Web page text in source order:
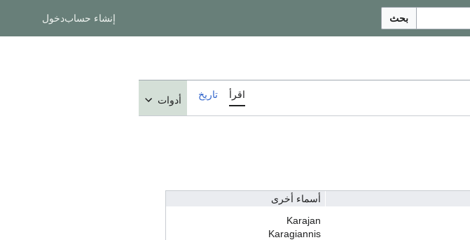
بحث إنشاء حسابدخول
اقرأ تاريخ أدوات
أسماء أخرى
Karajan
Karagiannis